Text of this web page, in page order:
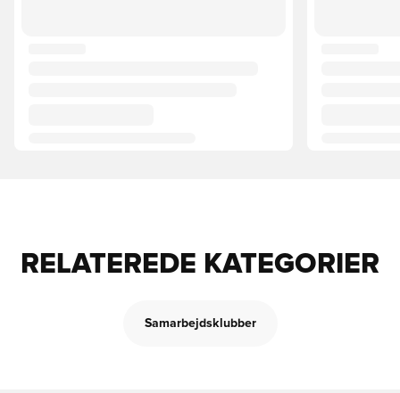
RELATEREDE KATEGORIER
Samarbejdsklubber